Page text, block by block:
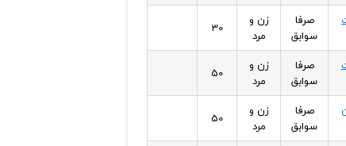
صرفا
سوابق
زن و
مرد
30
صرفا
سوابق
زن و
مرد
50
صرفا
سوابق
زن و
مرد
50